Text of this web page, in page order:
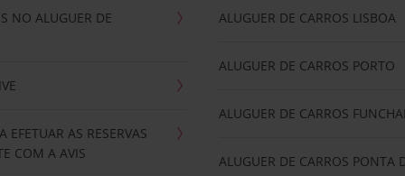
NO ALUGUER DE
EFETUAR AS RESERVAS
COM A AVIS
ALUGUER DE CARROS LISBOA
ALUGUER DE CARROS PORTO
ALUGUER DE CARROS
ALUGUER DE CARROS PONTA